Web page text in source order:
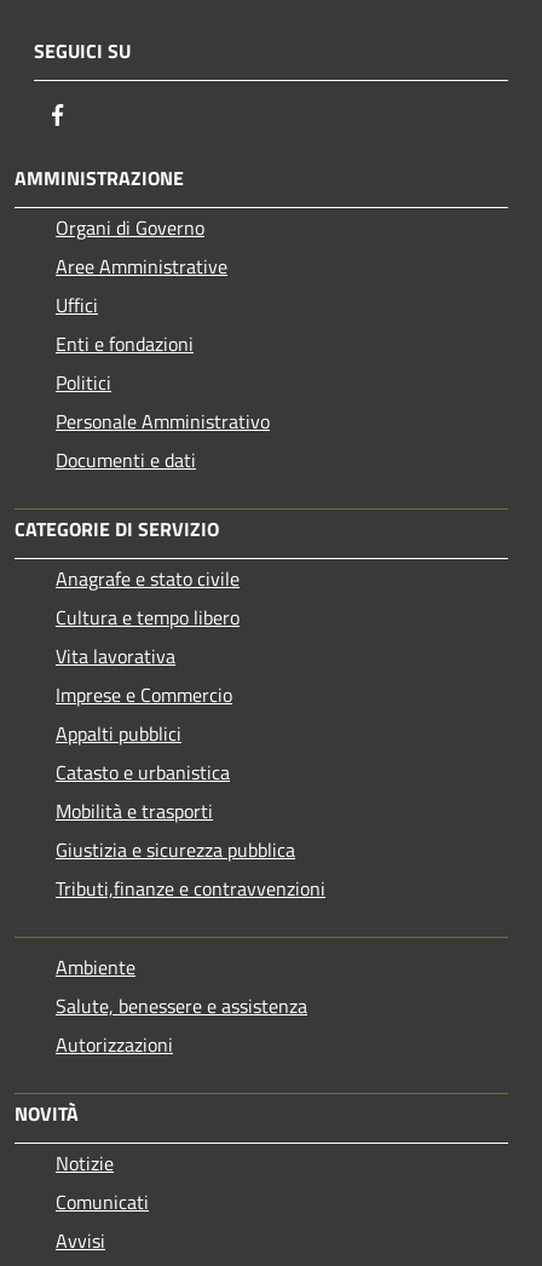
SEGUICI SU
AMMINISTRAZIONE
Organi di Governo
Aree Amministrative
Uffici
Enti e fondazioni
Politici
Personale Amministrativo
Documenti e dati
CATEGORIE DI SERVIZIO
Anagrafe e stato civile
Cultura e tempo libero
Vita lavorativa
Imprese e Commercio
Appalti pubblici
Catasto e urbanistica
Mobilità e trasporti
Giustizia e sicurezza pubblica
Tributi,finanze e contravvenzioni
Ambiente
Salute, benessere e assistenza
Autorizzazioni
NOVITÀ
Notizie
Comunicati
Avvisi